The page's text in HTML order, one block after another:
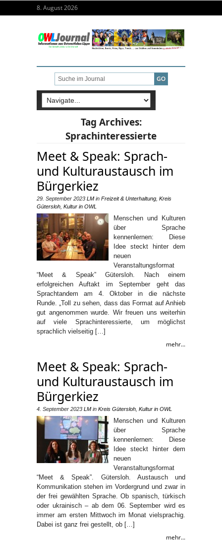
8. August 2026
Tag Archives:
Sprachinteressierte
Meet & Speak: Sprach-
und Kulturaustausch im
Bürgerkiez
29. September 2023 LM in Freizeit & Unterhaltung Kreis
Gütersloh Kultur in OWL
Menschen und Kulturen
über Sprache
kennenlernen: Diese
Idee steckt hinter dem
neuen
Veranstaltungsformat
“Meet & Speak” Gütersloh. Nach einem
erfolgreichen Auftakt im September geht das
Sprachtandem am 4. Oktober in die nächste
Runde. „Toll zu sehen, dass das Format auf Anhieb
gut angenommen wurde. Wir freuen uns weiterhin
auf viele Sprachinteressierte, um möglichst
sprachlich vielseitig […]
mehr...
Meet & Speak: Sprach-
und Kulturaustausch im
Bürgerkiez
4. September 2023 LM in Kreis Gütersloh Kultur in OWL
Menschen und Kulturen
über Sprache
kennenlernen: Diese
Idee steckt hinter dem
neuen
Veranstaltungsformat
“Meet & Speak”. Gütersloh. Austausch und
Kommunikation stehen im Vordergrund und zwar in
der frei gewählten Sprache. Ob spanisch, türkisch
oder ukrainisch – ab dem 06. September wird es
immer am ersten Mittwoch im Monat vielsprachig.
Dabei ist ganz frei gestellt, ob […]
mehr...